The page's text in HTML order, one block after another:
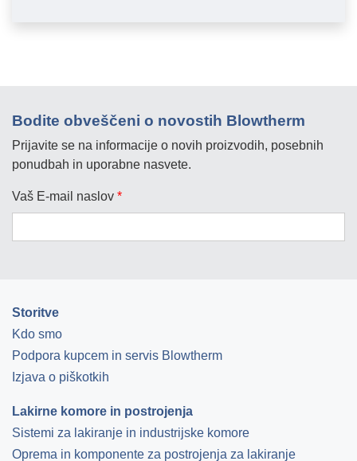
Bodite obveščeni o novostih Blowtherm
Prijavite se na informacije o novih proizvodih, posebnih
ponudbah in uporabne nasvete.
Vaš E-mail naslov *
Storitve
Kdo smo
Podpora kupcem in servis Blowtherm
Izjava o piškotkih
Lakirne komore in postrojenja
Sistemi za lakiranje in industrijske komore
Oprema in komponente za postrojenja za lakiranje